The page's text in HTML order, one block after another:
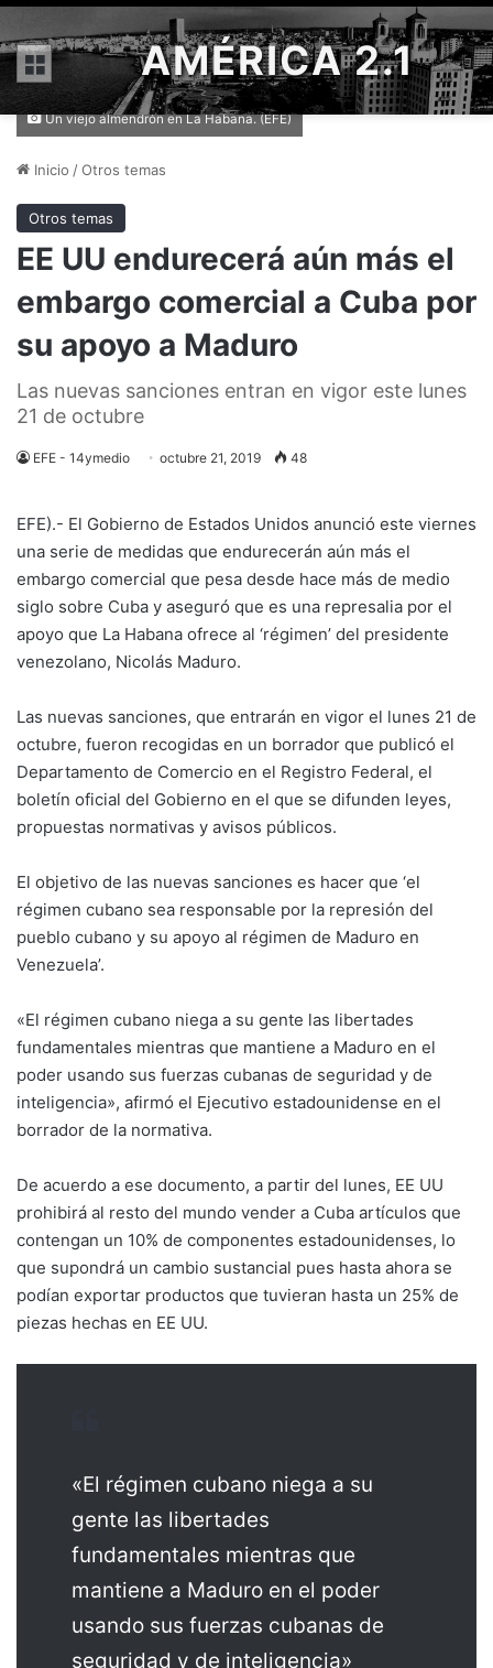
Menú AMÉRICA 2.1
Un viejo almendrón en La Habana. (EFE)
Inicio /Otros temas
Otros temas
EE UU endurecerá aún más el
embargo comercial a Cuba por
su apoyo a Maduro
Las nuevas sanciones entran en vigor este lunes
21 de octubre
EFE - 14ymedio octubre 21, 2019 48
EFE).- El Gobierno de Estados Unidos anunció este viernes
una serie de medidas que endurecerán aún más el
embargo comercial que pesa desde hace más de medio
siglo sobre Cuba y aseguró que es una represalia por el
apoyo que La Habana ofrece al ‘régimen’ del presidente
venezolano, Nicolás Maduro.
Las nuevas sanciones, que entrarán en vigor el lunes 21 de
octubre, fueron recogidas en un borrador que publicó el
Departamento de Comercio en el Registro Federal, el
boletín oficial del Gobierno en el que se difunden leyes,
propuestas normativas y avisos públicos.
El objetivo de las nuevas sanciones es hacer que ‘el
régimen cubano sea responsable por la represión del
pueblo cubano y su apoyo al régimen de Maduro en
Venezuela’.
«El régimen cubano niega a su gente las libertades
fundamentales mientras que mantiene a Maduro en el
poder usando sus fuerzas cubanas de seguridad y de
inteligencia», afirmó el Ejecutivo estadounidense en el
borrador de la normativa.
De acuerdo a ese documento, a partir del lunes, EE UU
prohibirá al resto del mundo vender a Cuba artículos que
contengan un 10% de componentes estadounidenses, lo
que supondrá un cambio sustancial pues hasta ahora se
podían exportar productos que tuvieran hasta un 25% de
piezas hechas en EE UU.
«El régimen cubano niega a su
gente las libertades
fundamentales mientras que
mantiene a Maduro en el poder
usando sus fuerzas cubanas de
seguridad y de inteligencia»